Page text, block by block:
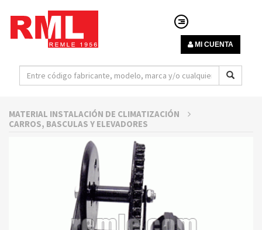
MI CUENTA
MATERIAL INSTALACIÓN DE CLIMATIZACIÓN
CARROS, BASCULAS Y ELEVADORES